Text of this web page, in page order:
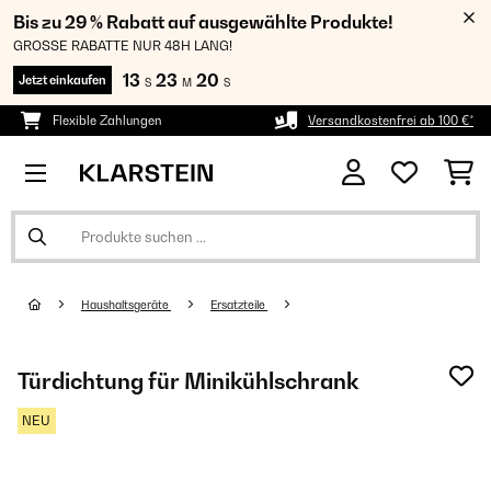
Bis zu 29 % Rabatt auf ausgewählte Produkte!
GROSSE RABATTE NUR 48H LANG!
Jetzt einkaufen 13 S 23 M 19 S
Flexible Zahlungen Versandkostenfrei ab 100 €*
Haushaltsgeräte Ersatzteile
Türdichtung für Minikühlschrank
NEU